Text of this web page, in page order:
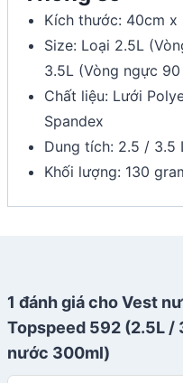
Kích thước: 40cm x
Size: Loại 2.5L
3.5L (Vòng ngực 90
Chất liệu: Lưới
Spandex
Dung tích: 2.5 / 3.5
Khối lượng: 130
1 đánh giá choVest
Topspeed 592 (2.5L /
nước 300ml)